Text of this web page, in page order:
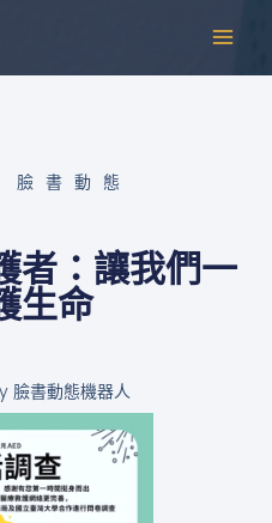
書動態
者：讓我們一
生命
臉書動態機器人